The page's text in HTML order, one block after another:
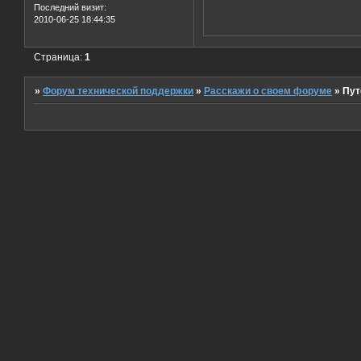
Последний визит:
2010-06-25 18:44:35
Страница:1
»Форум технической поддержки »Расскажи о своем форуме »